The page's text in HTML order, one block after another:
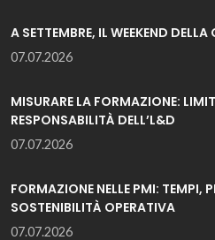
A SETTEMBRE, IL WEEKEND
07.07.2026
MISURARE LA FORMAZIONE:
RESPONSABILITÀ DELL’L&D
07.07.2026
FORMAZIONE NELLE PMI: TEMPI,
SOSTENIBILITÀ OPERATIVA
07.07.2026